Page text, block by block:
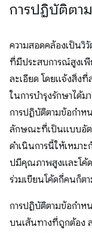
การปฏิบัติตา
ความสอดคล้องเป็น
ที่มีประสบการณ์สูงเพี
ละเอียด โดยแจ้งสิ่ง
ในการบำรุงรักษาได้
การปฏิบัติตามข้อกำห
ลักษณะที่เป็นแบบอัต
ดำเนินการนี้ให้เหม
ปมีคุณภาพสูงและโค้ด
ร่วมเขียนโค้ดกี่คนก็ต
การปฏิบัติตามข้อกำ
บนเส้นทางที่ถูกต้อง